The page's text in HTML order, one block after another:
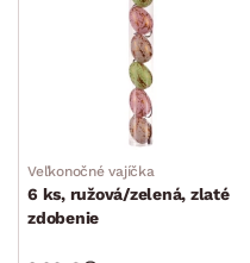
Veľkonočné vajíčka
6 ks, ružová/zelená, zlaté
zdobenie